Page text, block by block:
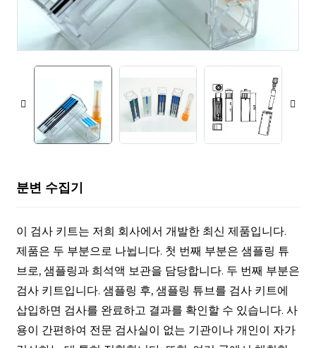
분변 수집기
이 검사 키트는 저희 회사에서 개발한 최신 제품입니다.
제품은 두 부분으로 나뉩니다. 첫 번째 부분은 샘플링 튜
브로, 샘플링과 희석액 보관을 담당합니다. 두 번째 부분은
검사 키트입니다. 샘플링 후, 샘플링 튜브를 검사 키트에
삽입하면 검사를 완료하고 결과를 확인할 수 있습니다. 사
용이 간편하여 전문 검사실이 없는 기관이나 개인이 자가